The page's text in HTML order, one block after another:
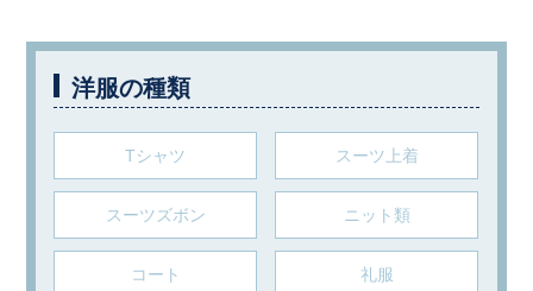
洋服の種類
Tシャツ スーツ上着
スーツズボン ニット類
コート 礼服